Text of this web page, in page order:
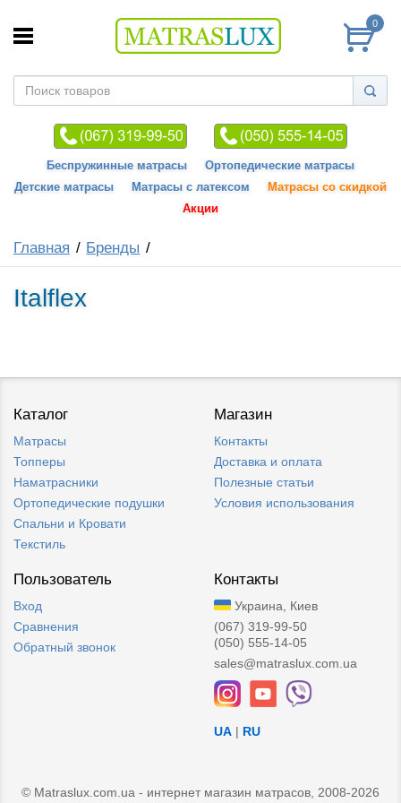
0
Беспружинные матрасы
Ортопедические матрасы
Детские матрасы
Матрасы с латексом
Матрасы со скидкой
Акции
Главная Бренды
Italflex
Каталог
Матрасы
Топперы
Наматрасники
Ортопедические подушки
Спальни и Кровати
Текстиль
Магазин
Контакты
Доставка и оплата
Полезные статьи
Условия использования
Пользователь
Вход
Сравнения
Обратный звонок
Контакты
Украина, Киев
(067) 319-99-50
(050) 555-14-05
sales@matraslux.com.ua
UA | RU
© Matraslux.com.ua - интернет магазин матрасов, 2008-2026